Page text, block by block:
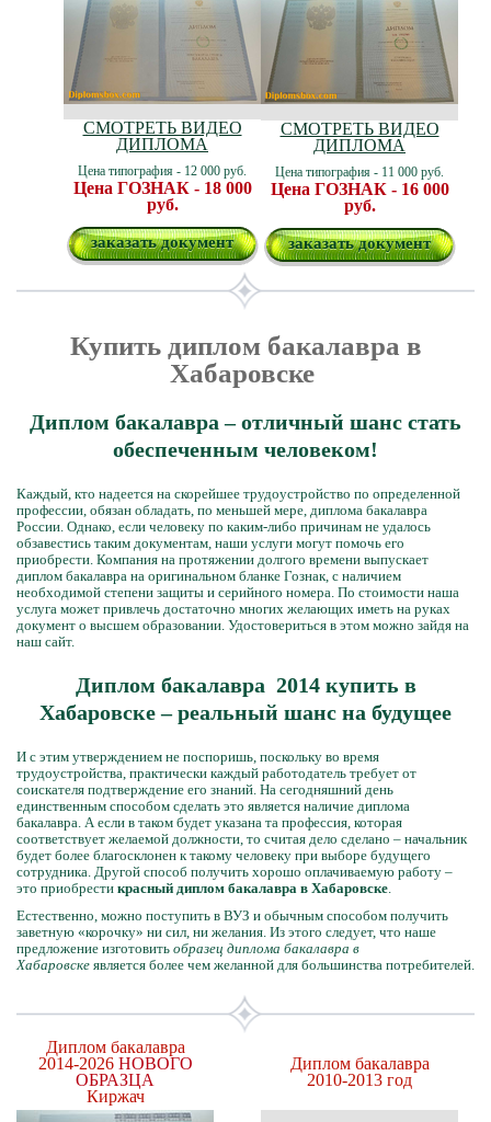
СМОТРЕТЬ ВИДЕО
ДИПЛОМА
Цена типография - 12 000 руб.
Цена ГОЗНАК - 18 000
руб.
заказать документ
СМОТРЕТЬ ВИДЕО
ДИПЛОМА
Цена типография - 11 000 руб.
Цена ГОЗНАК - 16 000
руб.
заказать документ
Купить диплом бакалавра в
Хабаровске
Диплом бакалавра – отличный шанс стать
обеспеченным человеком!
Каждый, кто надеется на скорейшее трудоустройство по определенной
профессии, обязан обладать, по меньшей мере, диплома бакалавра
России. Однако, если человеку по каким-либо причинам не удалось
обзавестись таким документам, наши услуги могут помочь его
приобрести. Компания на протяжении долгого времени выпускает
диплом бакалавра на оригинальном бланке Гознак, с наличием
необходимой степени защиты и серийного номера. По стоимости наша
услуга может привлечь достаточно многих желающих иметь на руках
документ о высшем образовании. Удостовериться в этом можно зайдя на
наш сайт.
Диплом бакалавра 2014 купить в
Хабаровске – реальный шанс на будущее
И с этим утверждением не поспоришь, поскольку во время
трудоустройства, практически каждый работодатель требует от
соискателя подтверждение его знаний. На сегодняшний день
единственным способом сделать это является наличие диплома
бакалавра. А если в таком будет указана та профессия, которая
соответствует желаемой должности, то считая дело сделано – начальник
будет более благосклонен к такому человеку при выборе будущего
сотрудника. Другой способ получить хорошо оплачиваемую работу –
это приобрести красный диплом бакалавра в Хабаровске.
Естественно, можно поступить в ВУЗ и обычным способом получить
заветную «корочку» ни сил, ни желания. Из этого следует, что наше
предложение изготовить образец диплома бакалавра в
Хабаровске является более чем желанной для большинства потребителей.
Диплом бакалавра
2014-2026 НОВОГО
ОБРАЗЦА
Киржач
Диплом бакалавра
2010-2013 год